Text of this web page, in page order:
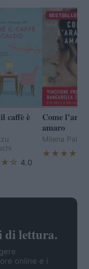
caffè è
4.0
BESTSELLER
Come
amaro
Milena
★★★★☆
di lettura.
online e i